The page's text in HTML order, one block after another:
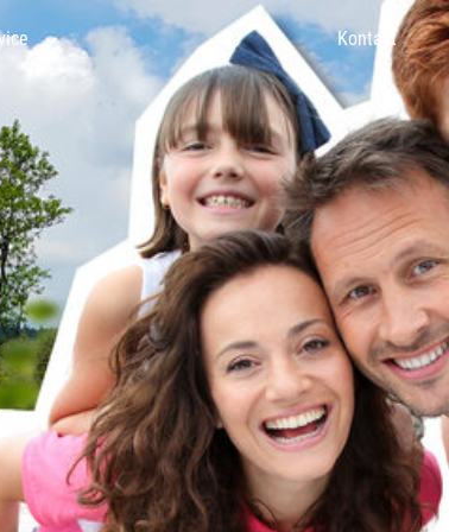
for "Veranstaltungen"
Submenu for "Service"
Kontakt